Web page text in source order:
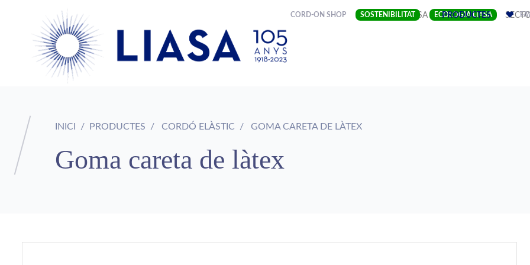
CORD-ON SHOP SOSTENIBILITAT ECOLOGIA LIASA
EMPRESA(CURRENT)
PRODUCTES
INICI PRODUCTES CORDÓ ELÀSTIC GOMA CARETA DE LÀTEX
Goma careta de làtex